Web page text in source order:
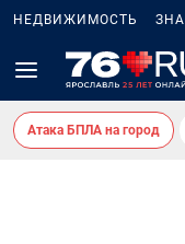
НЕДВИЖИМОСТЬ
Атака БПЛА на город